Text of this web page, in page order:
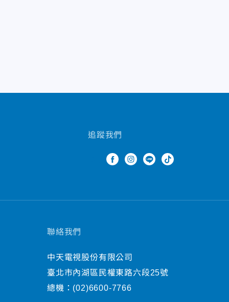
追蹤我們
聯絡我們
中天電視股份有限公司
臺北市內湖區民權東路六段25號
總機： (02)6600-7766